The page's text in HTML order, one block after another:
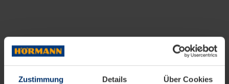
Zustimmung Details Über Cookies